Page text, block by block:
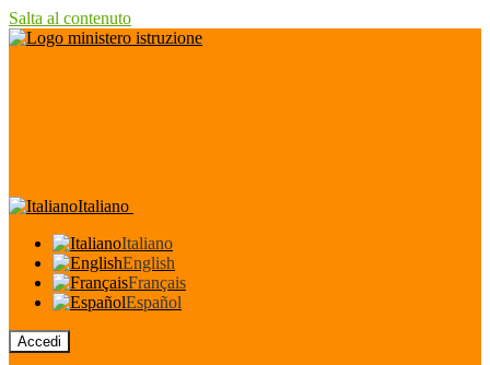
Salta al contenuto
Italiano
Italiano
English
Français
Español
Accedi